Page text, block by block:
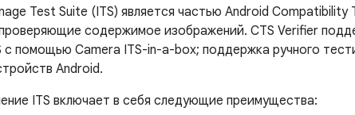
Test Suite (ITS) является частью Android Compatibility
содержимое изображений. CTS Verifier
с помощью Camera ITS-in-a-box; поддержка ручного
Android.
ITS включает в себя следующие преимущества: